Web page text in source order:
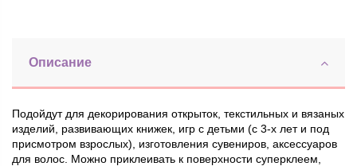
Описание
Подойдут для декорирования открыток, текстильных и вязаных
изделий, развивающих книжек, игр с детьми (с 3-х лет и под
присмотром взрослых), изготовления сувениров, аксессуаров
для волос. Можно приклеивать к поверхности суперклеем,